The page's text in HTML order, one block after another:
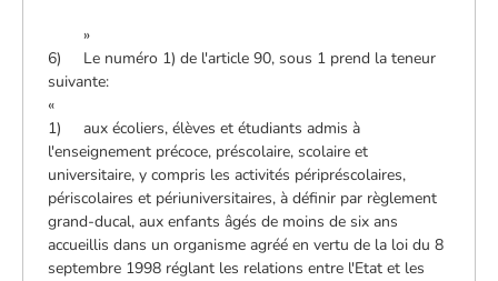
»
6) Le numéro 1) de l'article 90, sous 1 prend la teneur
suivante:
«
1) aux écoliers, élèves et étudiants admis à
l'enseignement précoce, préscolaire, scolaire et
universitaire, y compris les activités péripréscolaires,
périscolaires et périuniversitaires, à définir par règlement
grand-ducal, aux enfants âgés de moins de six ans
accueillis dans un organisme agréé en vertu de la loi du 8
septembre 1998 réglant les relations entre l'Etat et les